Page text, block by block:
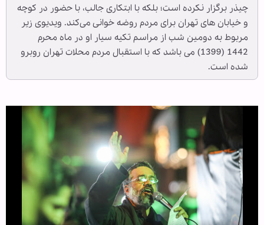
چیذر برگزار نکرده است؛ بلکه با ابتکاری جالب، با حضور در کوچه
و خیابان های تهران برای مردم روضه خوانی می‌کند. ویدیوی زیر
مربوط به دومین شب از مراسم تکیه سیار او در ماه محرم
1442 (1399) می باشد که با استقبال مردم محلات تهران روبرو
شده است.